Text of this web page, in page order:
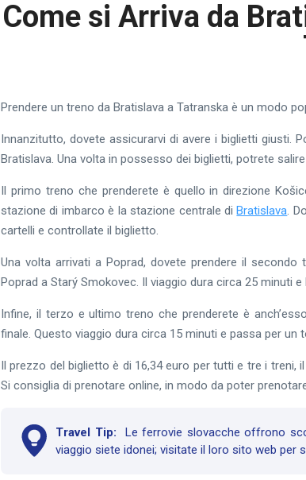
Come si Arriva da
Prendere un treno da Bratislava a Tatranska è un modo
Innanzitutto, dovete assicurarvi di avere i biglietti giusti.
Bratislava. Una volta in possesso dei biglietti, potrete
Il primo treno che prenderete è quello in direzione
stazione di imbarco è la stazione centrale diBratislava.
cartelli e controllate il biglietto.
Una volta arrivati a Poprad, dovete prendere il
Poprad a Starý Smokovec. Il viaggio dura circa 25 minuti
Infine, il terzo e ultimo treno che prenderete è
finale. Questo viaggio dura circa 15 minuti e passa per un
Il prezzo del biglietto è di 16,34 euro per tutti e tre i
Si consiglia di prenotare online, in modo da poter
Travel Tip: Le ferrovie slovacche offrono
viaggio siete idonei; visitate il loro sito web per